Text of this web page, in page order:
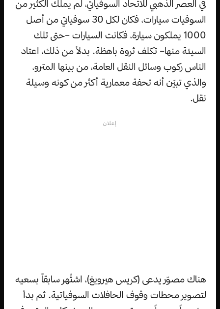
في العصر الذهبي للاتحاد السوفياتي، لم يملك الكثير من
السوفيات سيارات، فكان لكل 30 سوفياتي من أصل
1000 يملكون سيارة، فكانت السيارات –حتى تلك
السيئة منها– تكلف ثروة باهظة. بدلاً من ذلك، اعتاد
الناس ركوب وسائل النقل العامة، من بينها المترو،
والذي تبيّن أنه تحفة معمارية أكثر من كونه وسيلة
نقل.
إعلان
هناك مصوّر يدعى (كريس هيرويغ)، اشتُهر سابقاً بسعيه
لتصوير محطات وقوف الحافلات السوفياتية. ثم بدأ